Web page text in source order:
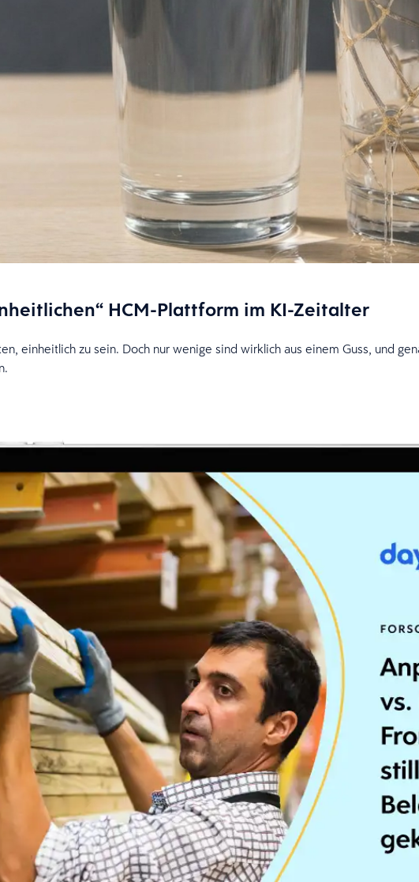
HCM-Plattform im KI-Zeitalter
einheitlich zu sein. Doch nur wenige sind wirklich aus einem Guss, und